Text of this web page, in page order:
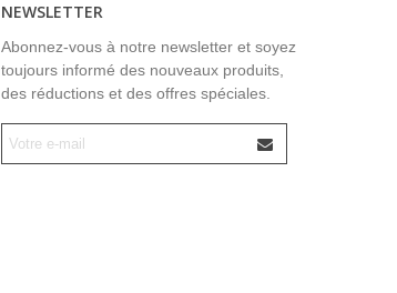
NEWSLETTER
Abonnez-vous à notre newsletter et soyez
toujours informé des nouveaux produits,
des réductions et des offres spéciales.